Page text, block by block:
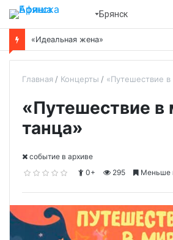
Брянск
«Идеальная жена»
Главная Концерты «Путешествие
«Путешествие в
танца»
cобытие в архиве
0+
295 Меньше